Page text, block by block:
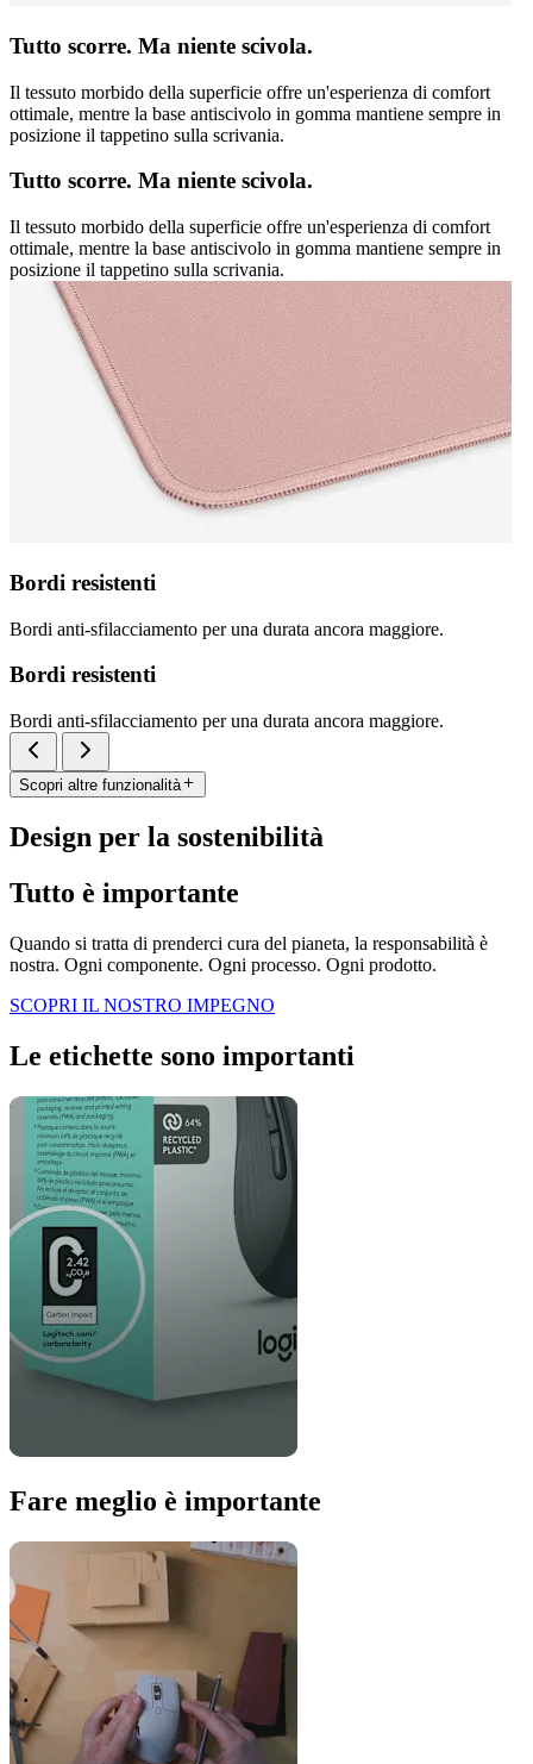
Tutto scorre. Ma niente scivola.
Il tessuto morbido della superficie offre un'esperienza di comfort
ottimale, mentre la base antiscivolo in gomma mantiene sempre in
posizione il tappetino sulla scrivania.
Tutto scorre. Ma niente scivola.
Il tessuto morbido della superficie offre un'esperienza di comfort
ottimale, mentre la base antiscivolo in gomma mantiene sempre in
posizione il tappetino sulla scrivania.
Bordi resistenti
Bordi anti-sfilacciamento per una durata ancora maggiore.
Bordi resistenti
Bordi anti-sfilacciamento per una durata ancora maggiore.
Scopri altre funzionalità
Design per la sostenibilità
Tutto è importante
Quando si tratta di prenderci cura del pianeta, la responsabilità è
nostra. Ogni componente. Ogni processo. Ogni prodotto.
SCOPRI IL NOSTRO IMPEGNO
Le etichette sono importanti
Fare meglio è importante